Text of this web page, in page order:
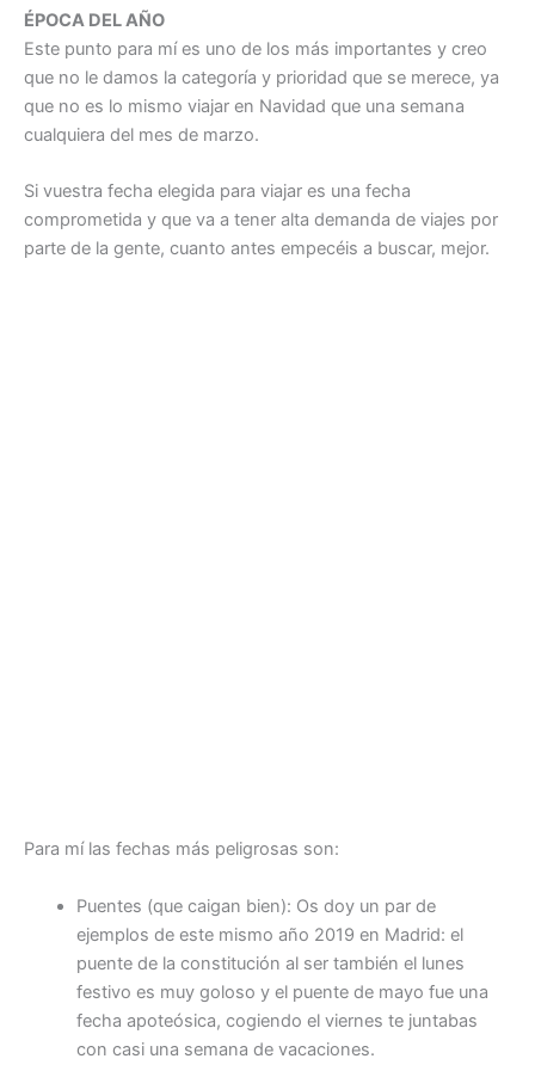
ÉPOCA DEL AÑO
Este punto para mí es uno de los más importantes y creo
que no le damos la categoría y prioridad que se merece, ya
que no es lo mismo viajar en Navidad que una semana
cualquiera del mes de marzo.
Si vuestra fecha elegida para viajar es una fecha
comprometida y que va a tener alta demanda de viajes por
parte de la gente, cuanto antes empecéis a buscar, mejor.
Para mí las fechas más peligrosas son:
Puentes (que caigan bien): Os doy un par de
ejemplos de este mismo año 2019 en Madrid: el
puente de la constitución al ser también el lunes
festivo es muy goloso y el puente de mayo fue una
fecha apoteósica, cogiendo el viernes te juntabas
con casi una semana de vacaciones.